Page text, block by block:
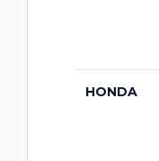
HONDA